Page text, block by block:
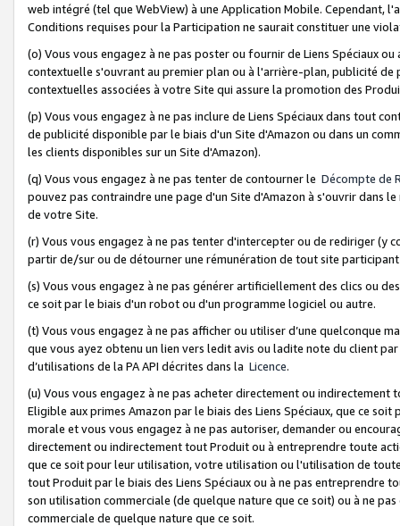
web intégré (tel que WebView) à une Application Mobile. Cependant,
Conditions requises pour la Participation ne saurait constituer une
(o) Vous vous engagez à ne pas poster ou fournir de Liens Spéciaux
contextuelle s'ouvrant au premier plan ou à l'arrière-plan, publicité
contextuelles associées à votre Site qui assure la promotion des
(p) Vous vous engagez à ne pas inclure de Liens Spéciaux dans tout
de publicité disponible par le biais d'un Site d'Amazon ou dans un
les clients disponibles sur un Site d'Amazon).
(q) Vous vous engagez à ne pas tenter de contourner le Décompte de
pouvez pas contraindre une page d'un Site d'Amazon à s'ouvrir dans
de votre Site.
(r) Vous vous engagez à ne pas tenter d'intercepter ou de rediriger
partir de/sur ou de détourner une rémunération de tout site
(s) Vous vous engagez à ne pas générer artificiellement des clics ou
ce soit par le biais d'un robot ou d'un programme logiciel ou autre.
(t) Vous vous engagez à ne pas afficher ou utiliser d’une quelconque
que vous ayez obtenu un lien vers ledit avis ou ladite note du client
d’utilisations de la PA API décrites dans la Licence.
(u) Vous vous engagez à ne pas acheter directement ou
Eligible aux primes Amazon par le biais des Liens Spéciaux, que ce
morale et vous vous engagez à ne pas autoriser, demander ou
directement ou indirectement tout Produit ou à entreprendre toute
que ce soit pour leur utilisation, votre utilisation ou l'utilisation de
tout Produit par le biais des Liens Spéciaux ou à ne pas entreprendre
son utilisation commerciale (de quelque nature que ce soit) ou à ne
commerciale de quelque nature que ce soit.